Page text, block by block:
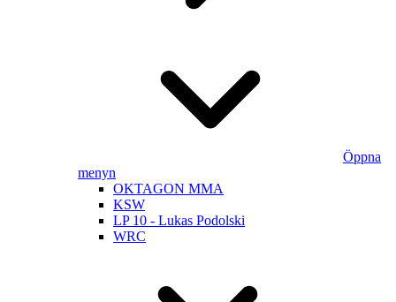
Öppna
menyn
OKTAGON MMA
KSW
LP 10 - Lukas Podolski
WRC